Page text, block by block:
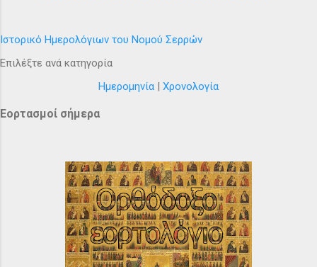
Ιστορικό Ημερολόγιων του Νομού Σερρών
Επιλέξτε ανά κατηγορία
Ημερομηνία | Χρονολογία
Εορτασμοί σήμερα